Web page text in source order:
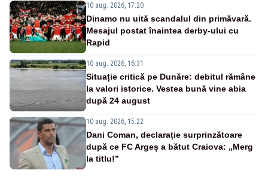
10 aug. 2026, 17:20
Dinamo nu uită scandalul din primăvară.
Mesajul postat înaintea derby-ului cu
Rapid
10 aug. 2026, 16:31
Situație critică pe Dunăre: debitul rămâne
la valori istorice. Vestea bună vine abia
după 24 august
10 aug. 2026, 15:22
Dani Coman, declarație surprinzătoare
după ce FC Argeș a bătut Craiova: „Merg
la titlu!”